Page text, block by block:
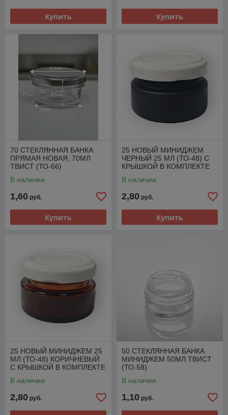
Купить Купить
70 СТЕКЛЯННАЯ БАНКА
ПРЯМАЯ НОВАЯ, 70МЛ
ТВИСТ (ТО-66)
В наличии
1,60 руб.
Купить
25 НОВЫЙ МИНИДЖЕМ
ЧЕРНЫЙ 25 МЛ (ТО-48) С
КРЫШКОЙ В КОМПЛЕКТЕ
В наличии
2,80 руб.
Купить
25 НОВЫЙ МИНИДЖЕМ 25
МЛ (ТО-48) КОРИЧНЕВЫЙ
С КРЫШКОЙ В КОМПЛЕКТЕ
В наличии
2,80 руб.
50 СТЕКЛЯННАЯ БАНКА
МИНИДЖЕМ 50МЛ ТВИСТ
(ТО-58)
В наличии
1,10 руб.